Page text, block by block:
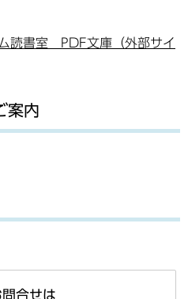
読書室 PDF文庫（外部サイ
案内
合せは